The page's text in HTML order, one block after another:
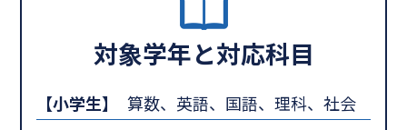
対象学年と対応科目
【小学生】
算数、英語、国語、理科、社会